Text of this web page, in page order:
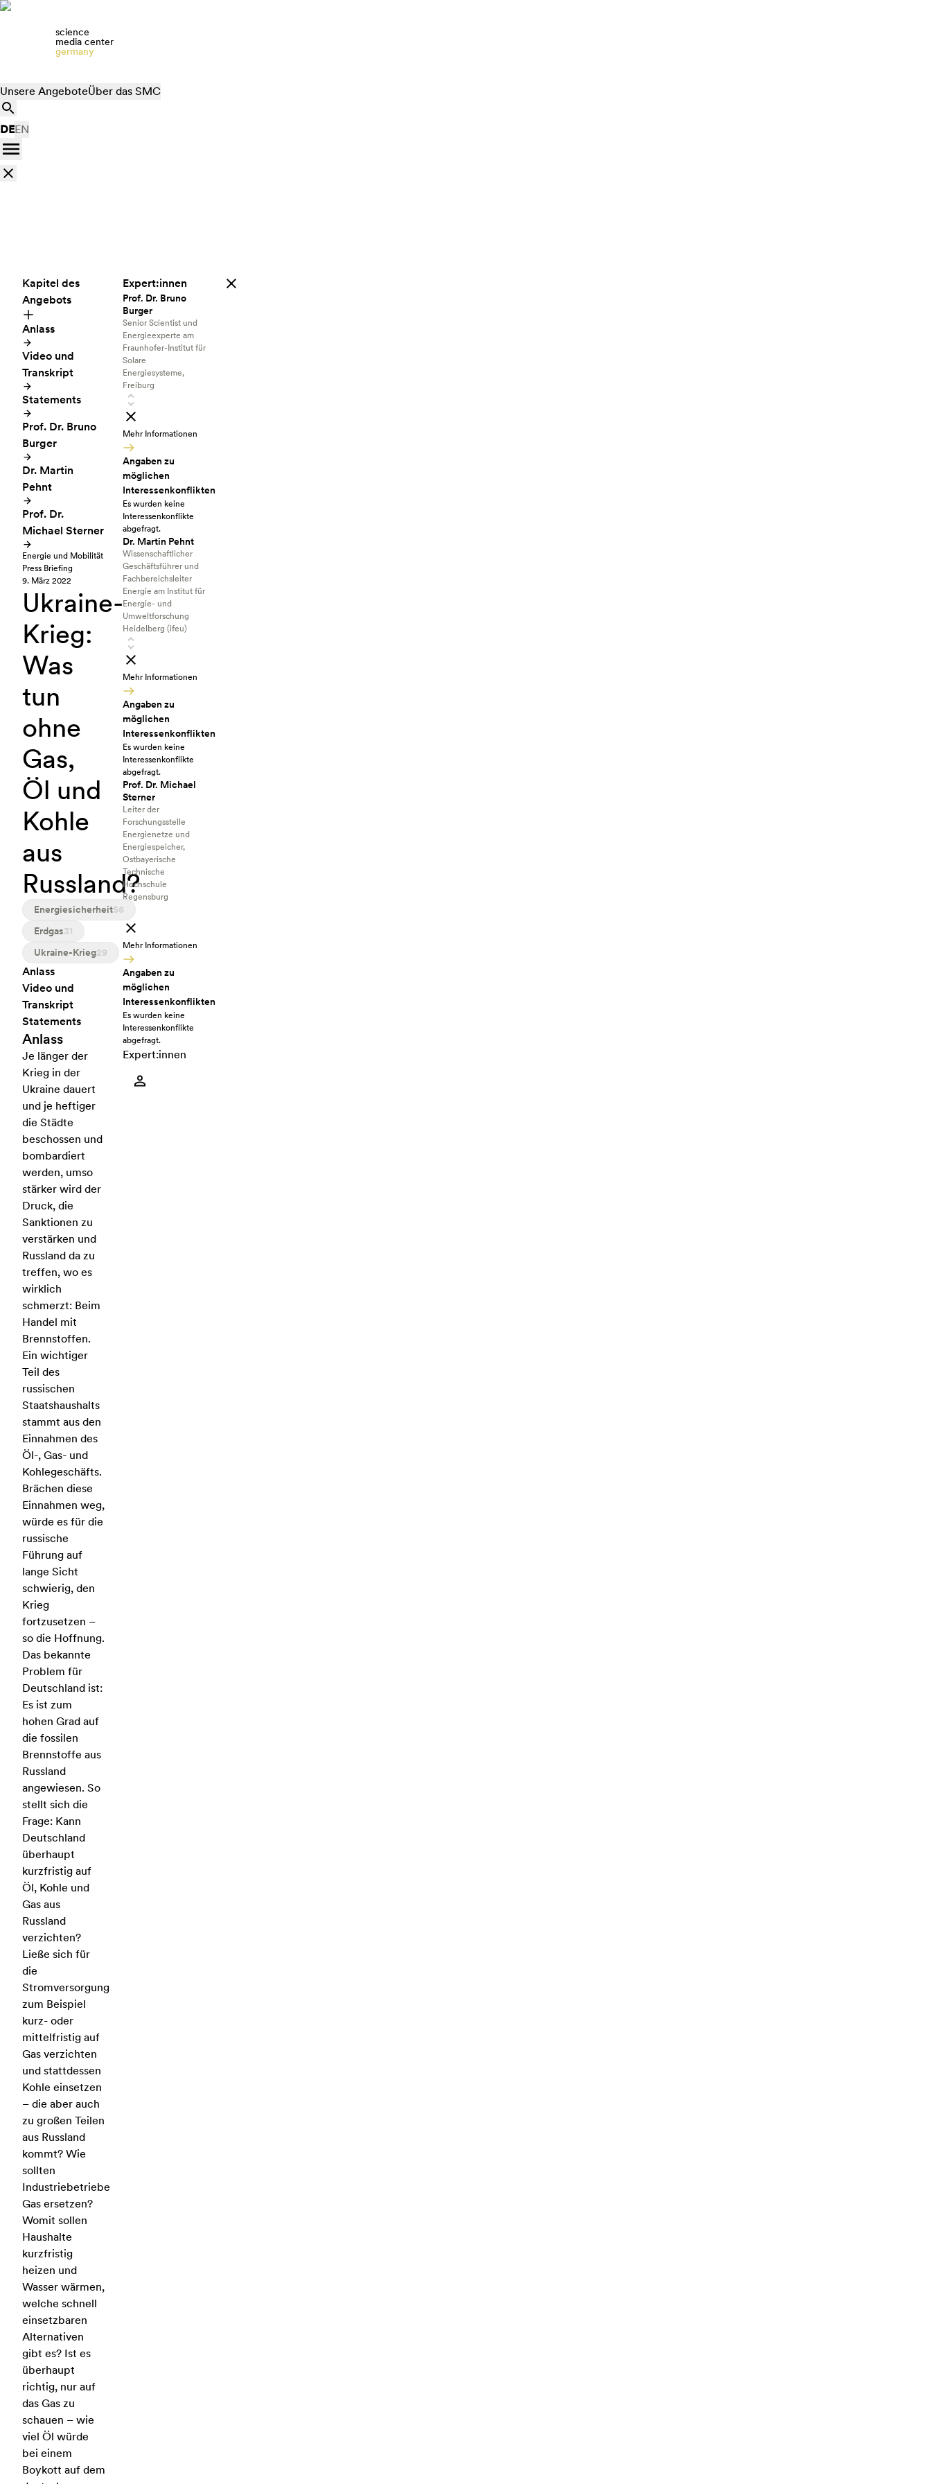
science
media center
germany
Unsere AngeboteÜber das SMC
DEEN
Kapitel des
Angebots
Anlass
Video und
Transkript
Statements
Prof. Dr. Bruno
Burger
Dr. Martin
Pehnt
Prof. Dr.
Michael Sterner
Energie und Mobilität
Press Briefing
9. März 2022
Ukraine-
Krieg:
Was
tun
ohne
Gas,
Öl und
Kohle
aus
Russland?
Energiesicherheit56
Erdgas31
Ukraine-Krieg29
Anlass
Video und
Transkript
Statements
Anlass
Je länger der
Krieg in der
Ukraine dauert
und je heftiger
die Städte
beschossen und
bombardiert
werden, umso
stärker wird der
Druck, die
Sanktionen zu
verstärken und
Russland da zu
treffen, wo es
wirklich
schmerzt: Beim
Handel mit
Brennstoffen.
Ein wichtiger
Teil des
russischen
Staatshaushalts
stammt aus den
Einnahmen des
Öl-, Gas- und
Kohlegeschäfts.
Brächen diese
Einnahmen weg,
würde es für die
russische
Führung auf
lange Sicht
schwierig, den
Krieg
fortzusetzen –
so die Hoffnung.
Das bekannte
Problem für
Deutschland ist:
Es ist zum
hohen Grad auf
die fossilen
Brennstoffe aus
Russland
angewiesen. So
stellt sich die
Frage: Kann
Deutschland
überhaupt
kurzfristig auf
Öl, Kohle und
Gas aus
Russland
verzichten?
Ließe sich für
die
Stromversorgung
zum Beispiel
kurz- oder
mittelfristig auf
Gas verzichten
und stattdessen
Kohle einsetzen
– die aber auch
zu großen Teilen
aus Russland
kommt? Wie
sollten
Industriebetriebe
Gas ersetzen?
Womit sollen
Haushalte
kurzfristig
heizen und
Wasser wärmen,
welche schnell
einsetzbaren
Alternativen
gibt es? Ist es
überhaupt
richtig, nur auf
das Gas zu
schauen – wie
viel Öl würde
bei einem
Boykott auf dem
Expert:innen
Prof. Dr. Bruno
Burger
Senior Scientist und
Energieexperte am
Fraunhofer-Institut für
Solare
Energiesysteme,
Freiburg
Mehr Informationen
Angaben zu
möglichen
Interessenkonflikten
Es wurden keine
Interessenkonflikte
abgefragt.
Dr. Martin Pehnt
Wissenschaftlicher
Geschäftsführer und
Fachbereichsleiter
Energie am Institut für
Energie- und
Umweltforschung
Heidelberg (ifeu)
Mehr Informationen
Angaben zu
möglichen
Interessenkonflikten
Es wurden keine
Interessenkonflikte
abgefragt.
Prof. Dr. Michael
Sterner
Leiter der
Forschungsstelle
Energienetze und
Energiespeicher,
Ostbayerische
Technische
Hochschule
Regensburg
Mehr Informationen
Angaben zu
möglichen
Interessenkonflikten
Es wurden keine
Interessenkonflikte
abgefragt.
Expert:innen